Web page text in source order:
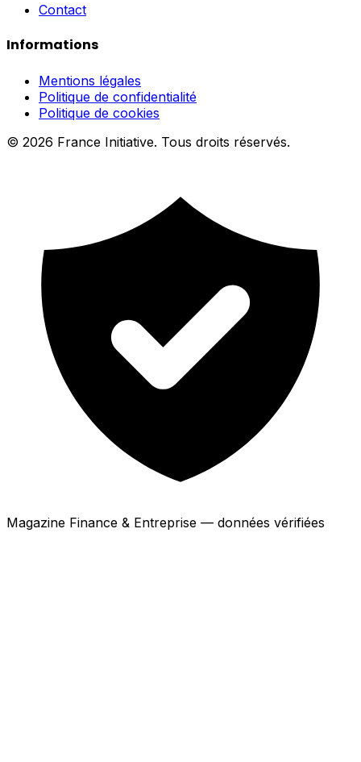
Contact
Informations
Mentions légales
Politique de confidentialité
Politique de cookies
© 2026 France Initiative. Tous droits réservés.
Magazine Finance & Entreprise — données vérifiées